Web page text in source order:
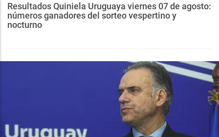
Resultados Quiniela Uruguaya viernes 07 de agosto:
números ganadores del sorteo vespertino y
nocturno